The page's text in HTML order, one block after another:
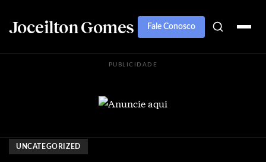
Joceilton Gomes Fale Conosco
PUBLICIDADE
UNCATEGORIZED